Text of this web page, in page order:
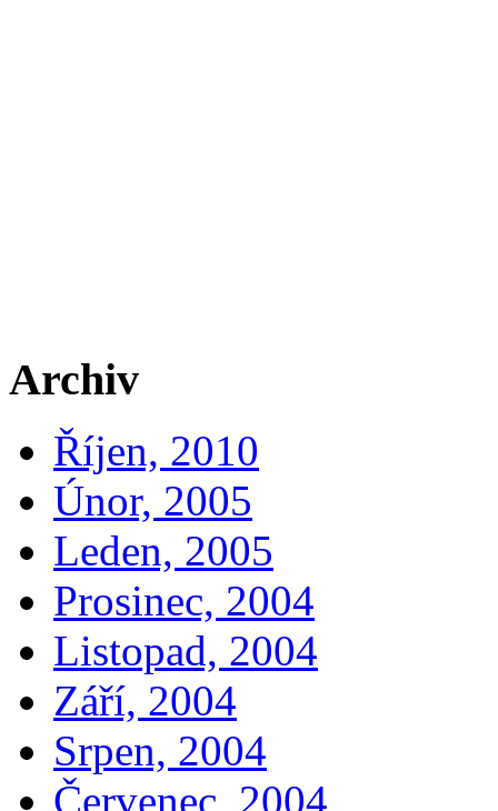
Archiv
Říjen, 2010
Únor, 2005
Leden, 2005
Prosinec, 2004
Listopad, 2004
Září, 2004
Srpen, 2004
Červenec, 2004